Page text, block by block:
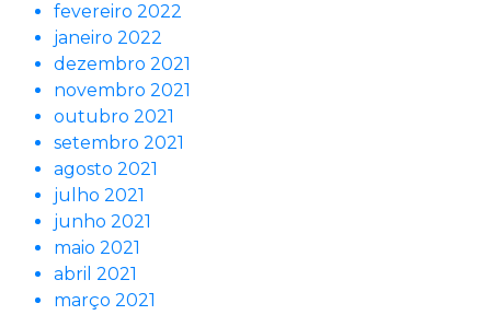
fevereiro 2022
janeiro 2022
dezembro 2021
novembro 2021
outubro 2021
setembro 2021
agosto 2021
julho 2021
junho 2021
maio 2021
abril 2021
março 2021